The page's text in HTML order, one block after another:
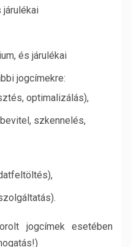
járulékai
és járulékai
jogcímekre:
optimalizálás),
szkennelés,
jogcímek esetében